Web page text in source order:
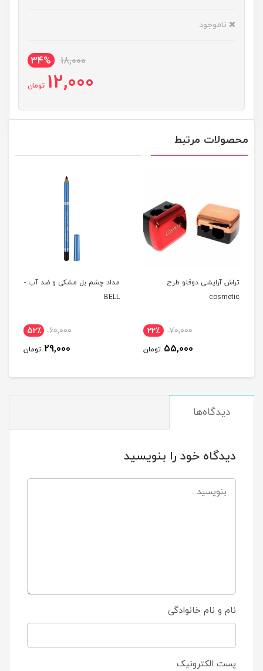
ناموجود
18,000
34%
12,000 تومان
محصولات مرتبط
تراش آرایشی دوقلو طرح
cosmetic
70,000 22٪
55,000 تومان
مداد چشم بل مشکی و ضد آب -
BELL
60,000 52٪
29,000 تومان
دیدگاه‌ها
دیدگاه خود را بنویسید
نام و نام خانوادگی
پست الکترونیک